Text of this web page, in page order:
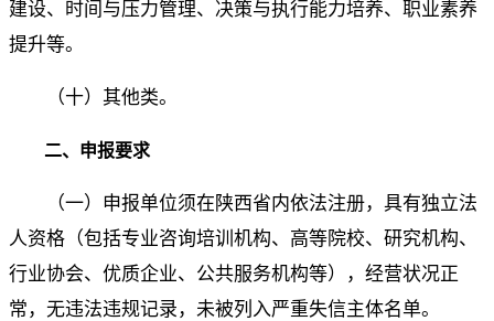
建设、时间与压力管理、决策与执行能力培养、职业素养
提升等。
（十）其他类。
二、申报要求
（一）申报单位须在陕西省内依法注册，具有独立法
人资格（包括专业咨询培训机构、高等院校、研究机构、
行业协会、优质企业、公共服务机构等），经营状况正
常，无违法违规记录，未被列入严重失信主体名单。